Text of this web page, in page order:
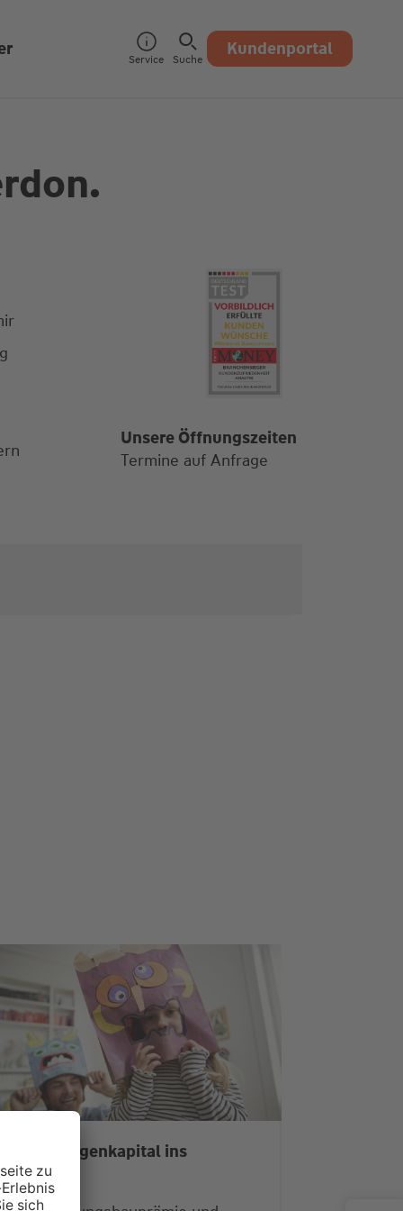
Service Suche Kundenportal
Unsere Öffnungszeiten
Termine auf Anfrage
Mit mehr Eigenkapital ins